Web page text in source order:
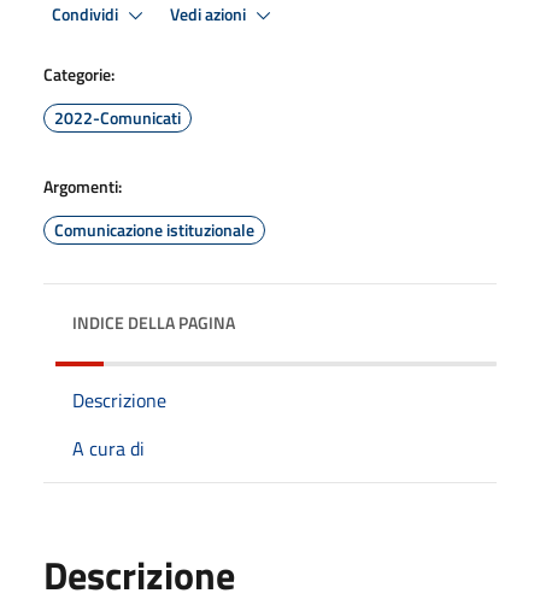
Condividi Vedi azioni
Categorie:
2022-Comunicati
Argomenti:
Comunicazione istituzionale
INDICE DELLA PAGINA
Descrizione
A cura di
Descrizione